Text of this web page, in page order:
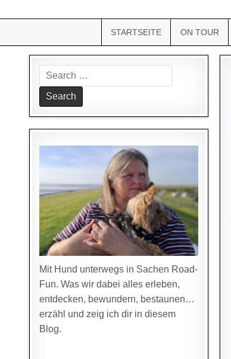
STARTSEITE ON TOUR
Search
for:
Mit Hund unterwegs in Sachen Road-
Fun. Was wir dabei alles erleben,
entdecken, bewundern, bestaunen…
erzähl und zeig ich dir in diesem
Blog.